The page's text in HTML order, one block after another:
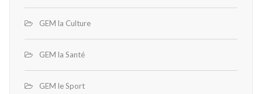
GEM la Culture
GEM la Santé
GEM le Sport